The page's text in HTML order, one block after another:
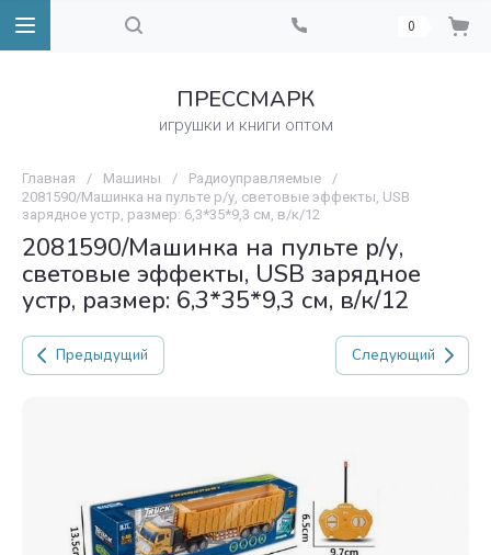
ПРЕССМАРК
игрушки и книги оптом
0
Главная / Машины / Радиоуправляемые
/
2081590/Машинка на пульте р/у, световые эффекты, USB
зарядное устр, размер: 6,3*35*9,3 см, в/к/12
2081590/Машинка на пульте р/у,
световые эффекты, USB зарядное
устр, размер: 6,3*35*9,3 см, в/к/12
Предыдущий Следующий